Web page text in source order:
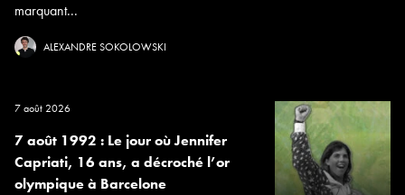
marquant...
ALEXANDRE SOKOLOWSKI
7 août 2026
7 août 1992 : Le jour où Jennifer
Capriati, 16 ans, a décroché l’or
olympique à Barcelone